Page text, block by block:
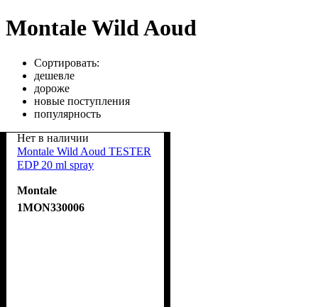
Montale Wild Aoud
Сортировать:
дешевле
дороже
новые поступления
популярность
Нет в наличии
Montale Wild Aoud TESTER
EDP 20 ml spray
Montale
1MON330006